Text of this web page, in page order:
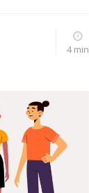
4 min